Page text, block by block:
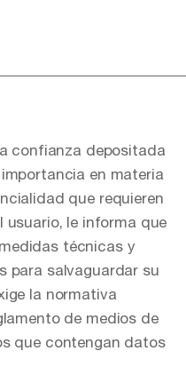
confianza depositada
en materia
que requieren
usuario, le informa que
técnicas y
para salvaguardar su
la normativa
de medios de
que contengan datos